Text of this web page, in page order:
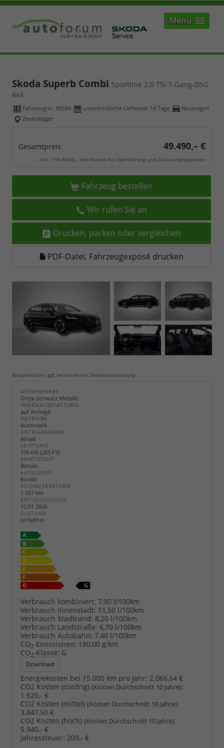
Menü
Skoda Superb Combi Sportline 2.0 TSI 7-Gang-DSG
4x4
Fahrzeugnr.: 80594 unverbindliche Lieferzeit: 14 Tage
Neuwagen
Zentrallager
Gesamtpreis 49.490,– €
incl. 19% MwSt., den Kosten für Überführung und Zulassungspapieren
Fahrzeug bestellen
Wir rufen Sie an
Drucken, parken oder vergleichen
PDF-Datei, Fahrzeugexposé drucken
Beispielbilder, ggf. teilweise mit Sonderausstattung
AUSSENFARBE
Onyx-Schwarz Metallic
INNENAUSSTATTUNG
auf Anfrage
GETRIEBE
Automatik
ANTRIEBSACHSE
Allrad
LEISTUNG
195 kW (265 PS)
KRAFTSTOFF
Benzin
KATEGORIE
Kombi
KILOMETERSTAND
1.557 km
ERSTZULASSUNG
12.01.2026
ZUSTAND
unfallfrei
Verbrauch kombiniert: 7,90 l/100km
Verbrauch Innenstadt: 11,50 l/100km
Verbrauch Stadtrand: 8,20 l/100km
Verbrauch Landstraße: 6,70 l/100km
Verbrauch Autobahn: 7,40 l/100km
CO2-Emissionen: 180,00 g/km
CO2-Klasse: G
Download
Energiekosten bei 15.000 km pro Jahr: 2.066,64 €
CO2 Kosten (niedrig) (Kosten Durchschnitt 10 Jahre):
1.620,- €
CO2 Kosten (mittel) (Kosten Durchschnitt 10 Jahre):
3.847,50 €
CO2 Kosten (hoch) (Kosten Durchschnitt 10 Jahre):
5.940,- €
Jahressteuer: 209,- €